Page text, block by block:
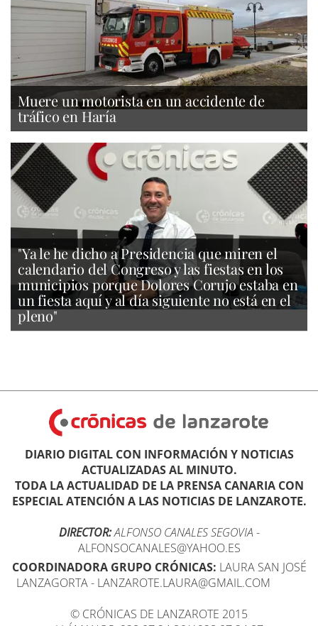
Muere un motorista en un accidente de
tráfico en Haría
"Ya le he dicho a Presidencia que miren el
calendario del Congreso y las fiestas en los
municipios porque Dolores Corujo estaba en
un fiesta aquí y al día siguiente no está en el
pleno"
DIARIO DIGITAL CON INFORMACIÓN Y NOTICIAS
ACTUALIZADAS AL MINUTO.
TODA LA ACTUALIDAD DE LA PRENSA CANARIA CON
ESPECIAL ATENCIÓN A LAS NOTICIAS DE LANZAROTE.
DIRECTOR:ALFONSO CANALES SEGOVIA -
ALFONSOCANALES@YAHOO.ES
COORDINADORA GRUPO CRÓNICAS: LAURA SAN JOSÉ
LANZAGORTA - LANZAROTE.LAURA@GMAIL.COM
© CRÓNICAS DE LANZAROTE 2015